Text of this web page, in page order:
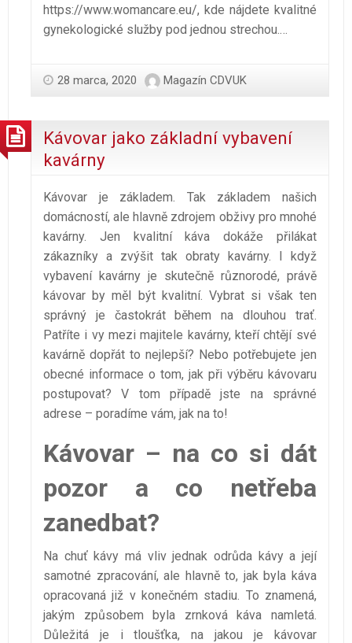
https://www.womancare.eu/, kde nájdete kvalitné
gynekologické služby pod jednou strechou.…
28 marca, 2020 Magazín CDVUK
Kávovar jako základní vybavení
kavárny
Kávovar je základem. Tak základem našich
domácností, ale hlavně zdrojem obživy pro mnohé
kavárny. Jen kvalitní káva dokáže přilákat
zákazníky a zvýšit tak obraty kavárny. I když
vybavení kavárny je skutečně různorodé, právě
kávovar by měl být kvalitní. Vybrat si však ten
správný je častokrát během na dlouhou trať.
Patříte i vy mezi majitele kavárny, kteří chtějí své
kavárně dopřát to nejlepší? Nebo potřebujete jen
obecné informace o tom, jak při výběru kávovaru
postupovat? V tom případě jste na správné
adrese – poradíme vám, jak na to!
Kávovar – na co si dát
pozor a co netřeba
zanedbat?
Na chuť kávy má vliv jednak odrůda kávy a její
samotné zpracování, ale hlavně to, jak byla káva
opracovaná již v konečném stadiu. To znamená,
jakým způsobem byla zrnková káva namletá.
Důležitá je i tloušťka, na jakou je kávovar